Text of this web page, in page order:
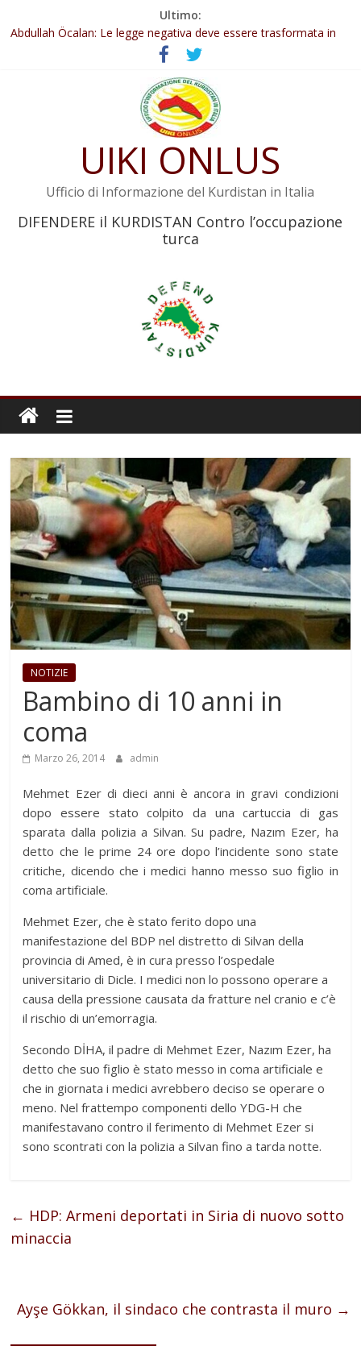
Ultimo:
Il KNK chiede un’azione internazionale contro i crimini di guerra
dell’Iran
Abdullah Öcalan: Le legge negativa deve essere trasformata in
Inizia la seconda fase del processo
Commissione donne del KNK: Şengal è di nuovo sotto minaccia
Non tenere conto della situazione di Rêber Apo ostacolerebbe
l’attuazione della leggeUIKI ONLUS
Ufficio di Informazione del Kurdistan in Italia
DIFENDERE il KURDISTAN Contro l’occupazione
turca
NOTIZIE
Bambino di 10 anni in
coma
Marzo 26, 2014 admin
Mehmet Ezer di dieci anni è ancora in gravi condizioni
dopo essere stato colpito da una cartuccia di gas
sparata dalla polizia a Silvan. Su padre, Nazım Ezer, ha
detto che le prime 24 ore dopo l’incidente sono state
critiche, dicendo che i medici hanno messo suo figlio in
coma artificiale.
Mehmet Ezer, che è stato ferito dopo una
manifestazione del BDP nel distretto di Silvan della
provincia di Amed, è in cura presso l’ospedale
universitario di Dicle. I medici non lo possono operare a
causa della pressione causata da fratture nel cranio e c’è
il rischio di un’emorragia.
Secondo DİHA, il padre di Mehmet Ezer, Nazım Ezer, ha
detto che suo figlio è stato messo in coma artificiale e
che in giornata i medici avrebbero deciso se operare o
meno. Nel frattempo componenti dello YDG-H che
manifestavano contro il ferimento di Mehmet Ezer si
sono scontrati con la polizia a Silvan fino a tarda notte.
← HDP: Armeni deportati in Siria di nuovo sotto
minaccia
Ayşe Gökkan, il sindaco che contrasta il muro →